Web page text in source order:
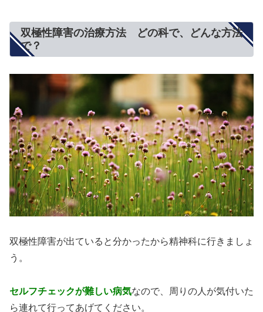
双極性障害の治療方法 どの科で、どんな方法
で？
双極性障害が出ていると分かったから精神科に行きましょ
う。
セルフチェックが難しい病気なので、周りの人が気付いた
ら連れて行ってあげてください。